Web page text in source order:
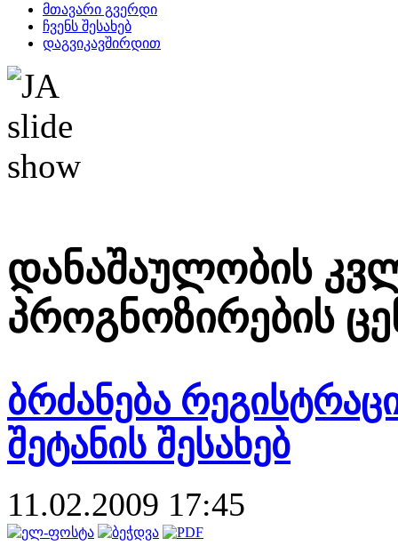
მთავარი გვერდი
ჩვენს შესახებ
დაგვიკავშირდით
დანაშაულობის
პროგნოზირების
ბრძანება
შეტანის შესახებ
11.02.2009 17:45